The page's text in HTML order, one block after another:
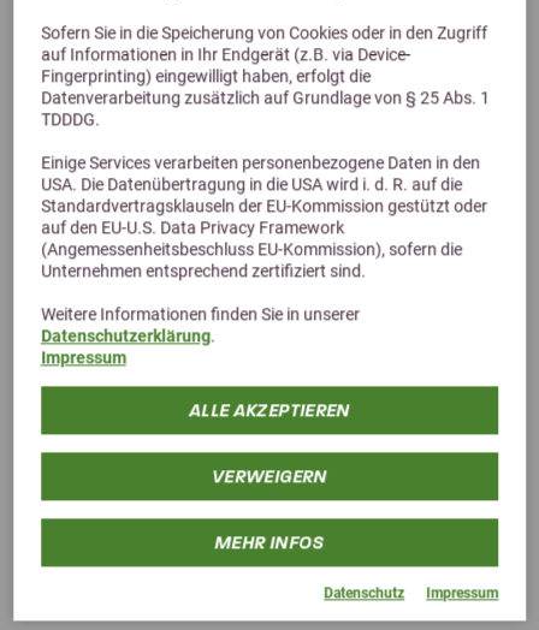
Sofern Sie in die Speicherung von Cookies oder in den Zugriff
auf Informationen in Ihr Endgerät (z.B. via Device-
Fingerprinting) eingewilligt haben, erfolgt die
Datenverarbeitung zusätzlich auf Grundlage von § 25 Abs. 1
TDDDG.
Einige Services verarbeiten personenbezogene Daten in den
USA. Die Datenübertragung in die USA wird i. d. R. auf die
Standardvertragsklauseln der EU-Kommission gestützt oder
auf den EU-U.S. Data Privacy Framework
(Angemessenheitsbeschluss EU-Kommission), sofern die
Unternehmen entsprechend zertifiziert sind.
Weitere Informationen finden Sie in unserer
Datenschutzerklärung.
Impressum
ALLE AKZEPTIEREN
VERWEIGERN
MEHR INFOS
Datenschutz Impressum
5,0 (1 Bewertungen)
Nupafeed Stress-less 0,1L
Magnesium für Hunde
20,80 €
Previous